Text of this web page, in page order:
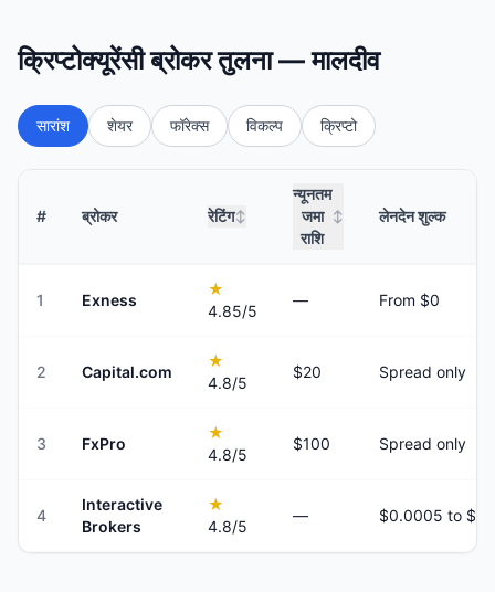
क्रिप्टोक्यूरेंसी ब्रोकर तुलना — मालदीव
सारांश शेयर फॉरेक्स विकल्प क्रिप्टो
# ब्रोकर रेटिंग↕
न्यूनतम
जमा
राशि
↕ लेनदेन शुल्क
1 Exness
★
4.85/5
— From $0
2 Capital.com
★
4.8/5
$20 Spread only
3 FxPro
★
4.8/5
$100 Spread only
4
Interactive
Brokers
★
4.8/5
—